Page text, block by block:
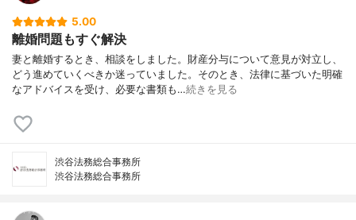
5.00
離婚問題もすぐ解決
妻と離婚するとき、相談をしました。財産分与について意見が対立し、
どう進めていくべきか迷っていました。そのとき、法律に基づいた明確
なアドバイスを受け、必要な書類も…続きを見る
渋谷法務総合事務所
渋谷法務総合事務所